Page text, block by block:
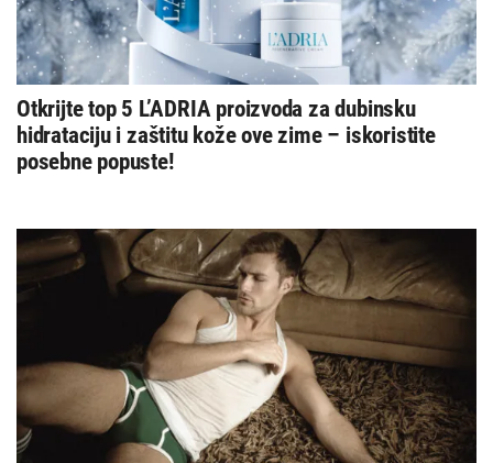
Otkrijte top 5 L’ADRIA proizvoda za dubinsku
hidrataciju i zaštitu kože ove zime – iskoristite
posebne popuste!